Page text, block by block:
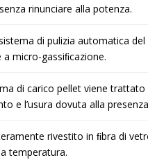
rinunciare alla potenza.
di pulizia automatica
micro-gassiﬁcazione.
di carico pellet viene
e l’usura dovuta alla
rivestito in ﬁbra di
temperatura.